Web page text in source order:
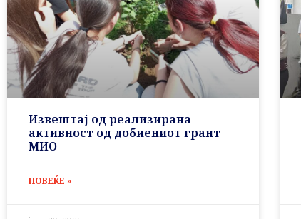
Извештај од реализирана
активност од добиениот грант
МИО
ПОВЕЌЕ »